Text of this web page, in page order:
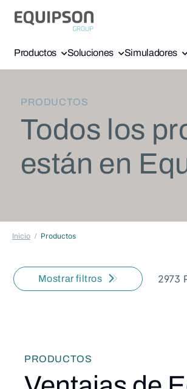
Productos Soluciones Simuladores
PRODUCTOS
Todos los
están en
Inicio Productos
Mostrar filtros 2973
PRODUCTOS